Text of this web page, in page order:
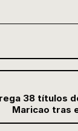
38 títulos
Maricao tras